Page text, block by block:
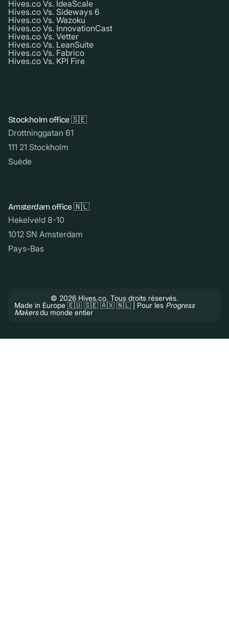
Hives.co Vs. IdeaScale
Hives.co Vs. Sideways 6
Hives.co Vs. Wazoku
Hives.co Vs. InnovationCast
Hives.co Vs. Vetter
Hives.co Vs. LeanSuite
Hives.co Vs. Fabrico
Hives.co Vs. KPI Fire
Stockholm office 🇸🇪
Drottninggatan 61
111 21 Stockholm
Suède
Amsterdam office 🇳🇱
Hekelveld 8-10
1012 SN Amsterdam
Pays-Bas
© 2026 Hives.co. Tous droits réservés.
Made in Europe 🇪🇺 🇸🇪 🇦🇽 🇳🇱 | Pour les Progress
Makersdu monde entier